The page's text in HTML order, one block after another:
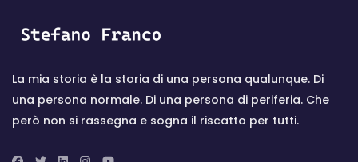
La mia storia è la storia di una persona qualunque. Di
una persona normale. Di una persona di periferia. Che
però non si rassegna e sogna il riscatto per tutti.